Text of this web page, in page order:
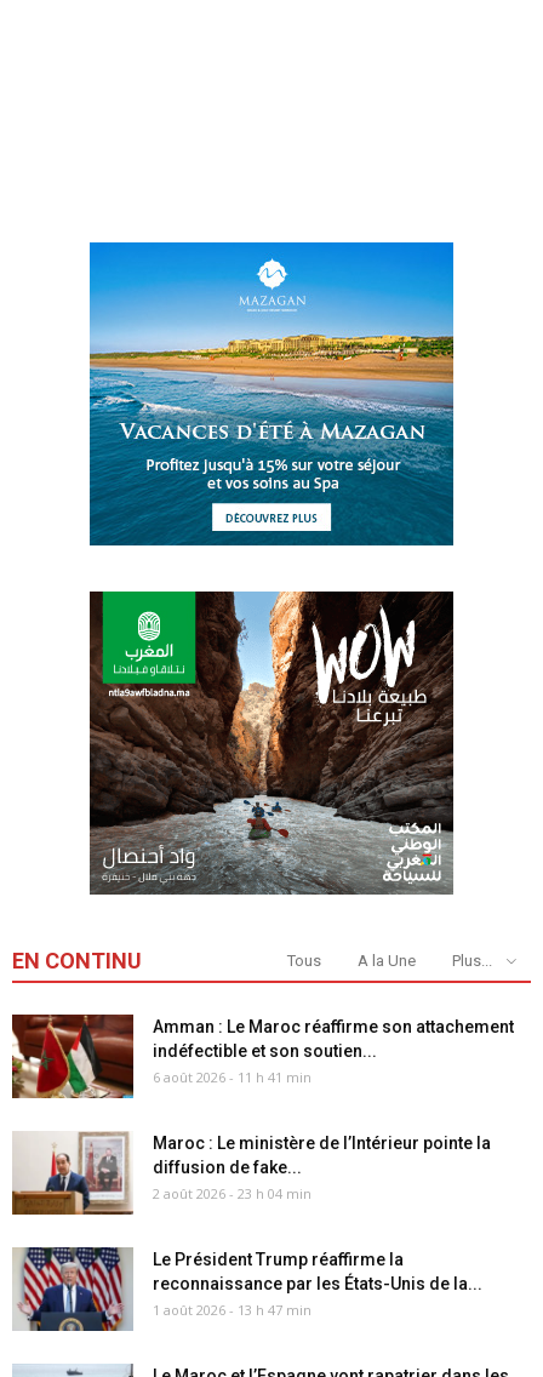
EN CONTINU Tous A la Une Plus...
Amman : Le Maroc réaffirme son attachement
indéfectible et son soutien...
6 août 2026 - 11 h 41 min
Maroc : Le ministère de l’Intérieur pointe la
diffusion de fake...
2 août 2026 - 23 h 04 min
Le Président Trump réaffirme la
reconnaissance par les États-Unis de la...
1 août 2026 - 13 h 47 min